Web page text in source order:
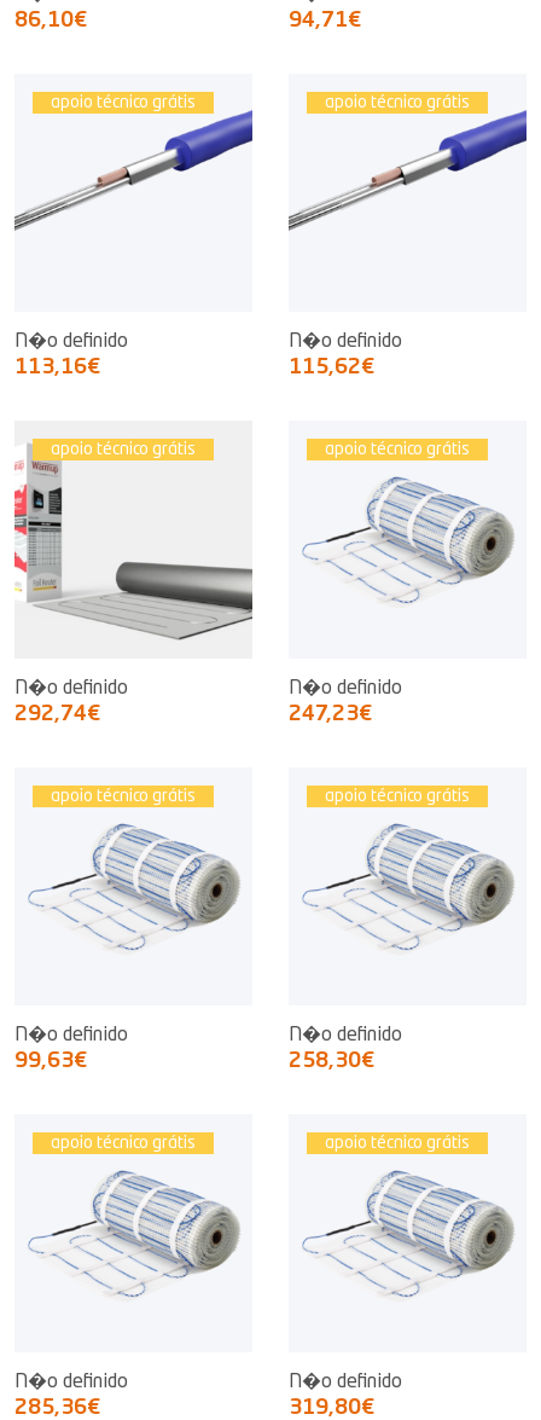
86,10€ 94,71€
apoio técnico grátis
N�o definido
113,16€
apoio técnico grátis
N�o definido
115,62€
apoio técnico grátis
N�o definido
292,74€
apoio técnico grátis
N�o definido
247,23€
apoio técnico grátis
N�o definido
99,63€
apoio técnico grátis
N�o definido
258,30€
apoio técnico grátis
N�o definido
285,36€
apoio técnico grátis
N�o definido
319,80€